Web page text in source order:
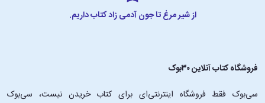
از شیر مرغ تا جون آدمی زاد کتاب داریم.
فروشگاه کتاب آنلاین ۳۰بوک
سی‌بوک فقط فروشگاه اینترنتی‌ای برای کتاب خریدن نیست، سی‌بوک